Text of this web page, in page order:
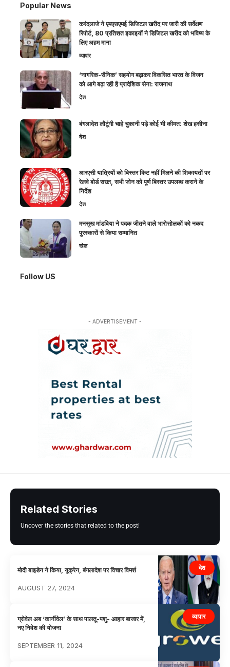
Popular News
करंदलाजे ने एमएसएमई डिजिटल खरीद पर जारी की सर्वेक्षण
रिपोर्ट, 80 प्रतिशत इकाइयों ने डिजिटल खरीद को भविष्य के
लिए अहम माना
व्यापार
‘नागरिक-सैनिक’ सहयोग बढ़ाकर विकसित भारत के विजन
को आगे बढ़ा रही है प्रादेशिक सेना: राजनाथ
देश
बंगलादेश लौटूंगी चाहे चुकानी पड़े कोई भी कीमत: शेख हसीना
देश
आरएसी यात्रियों को बिस्तर किट नहीं मिलने की शिकायतों पर
रेलवे बोर्ड सख्त, सभी जोन को पूर्ण बिस्तर उपलब्ध कराने के
निर्देश
देश
मनसुख मांडविया ने पदक जीतने वाले भारोत्तोलकों को नकद
पुरस्कारों से किया सम्मानित
खेल
Follow US
- ADVERTISEMENT -
Related Stories
Uncover the stories that related to the post!
देश
मोदी बाइडेन ने किया, यूक्रेन, बंगलादेश पर विचार विमर्श
AUGUST 27, 2024
व्यापार
ग्रोवेल अब ‘कार्नीवेल’ के साथ पालतू-पशु- आहार बाजार में,
नए निवेश की योजना
SEPTEMBER 11, 2024